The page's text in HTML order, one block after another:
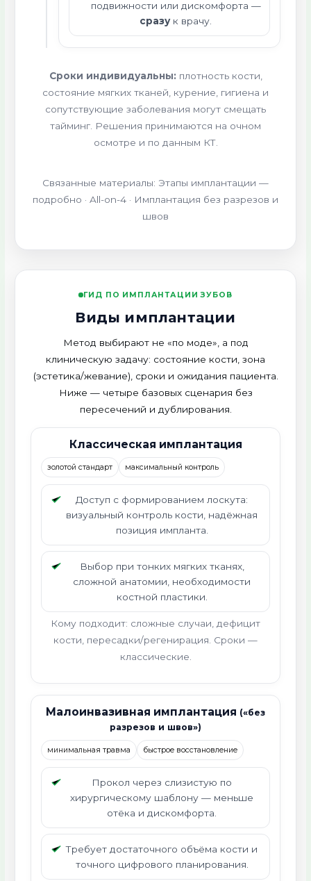
подвижности или дискомфорта —
сразук врачу.
Сроки индивидуальны: плотность кости,
состояние мягких тканей, курение, гигиена и
сопутствующие заболевания могут смещать
тайминг. Решения принимаются на очном
осмотре и по данным КТ.
Связанные материалы: Этапы имплантации —
подробно · All-on-4 · Имплантация без разрезов и
швов
ГИД ПО ИМПЛАНТАЦИИ ЗУБОВ
Виды имплантации
Метод выбирают не «по моде», а под
клиническую задачу: состояние кости, зона
(эстетика/жевание), сроки и ожидания пациента.
Ниже — четыре базовых сценария без
пересечений и дублирования.
Классическая имплантация
золотой стандарт максимальный контроль
Доступ с формированием лоскута:
визуальный контроль кости, надёжная
позиция импланта.
Выбор при тонких мягких тканях,
сложной анатомии, необходимости
костной пластики.
Кому подходит: сложные случаи, дефицит
кости, пересадки/регенирация. Сроки —
классические.
Малоинвазивная имплантация («без
разрезов и швов»)
минимальная травма быстрое восстановление
Прокол через слизистую по
хирургическому шаблону — меньше
отёка и дискомфорта.
Требует достаточного объёма кости и
точного цифрового планирования.